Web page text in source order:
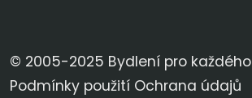
© 2005-2025 Bydlení pro každého
Podmínky použití Ochrana údajů